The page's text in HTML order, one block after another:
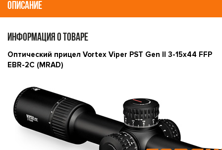
ОПИСАНИЕ
ИНФОРМАЦИЯ О ТОВАРЕ
Оптический прицел Vortex Viper PST Gen II 3-15x44 FFP
EBR-2C (MRAD)